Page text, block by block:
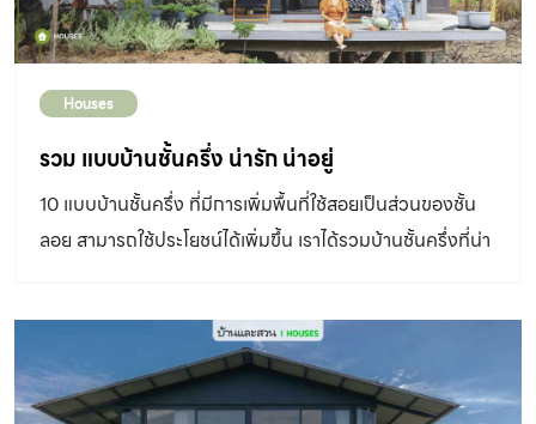
Houses
รวม แบบบ้านชั้นครึ่ง น่ารัก น่าอยู่
10 แบบบ้านชั้นครึ่ง ที่มีการเพิ่มพื้นที่ใช้สอยเป็นส่วนของชั้น
ลอย สามารถใช้ประโยชน์ได้เพิ่มขึ้น เราได้รวมบ้านชั้นครึ่งที่น่า